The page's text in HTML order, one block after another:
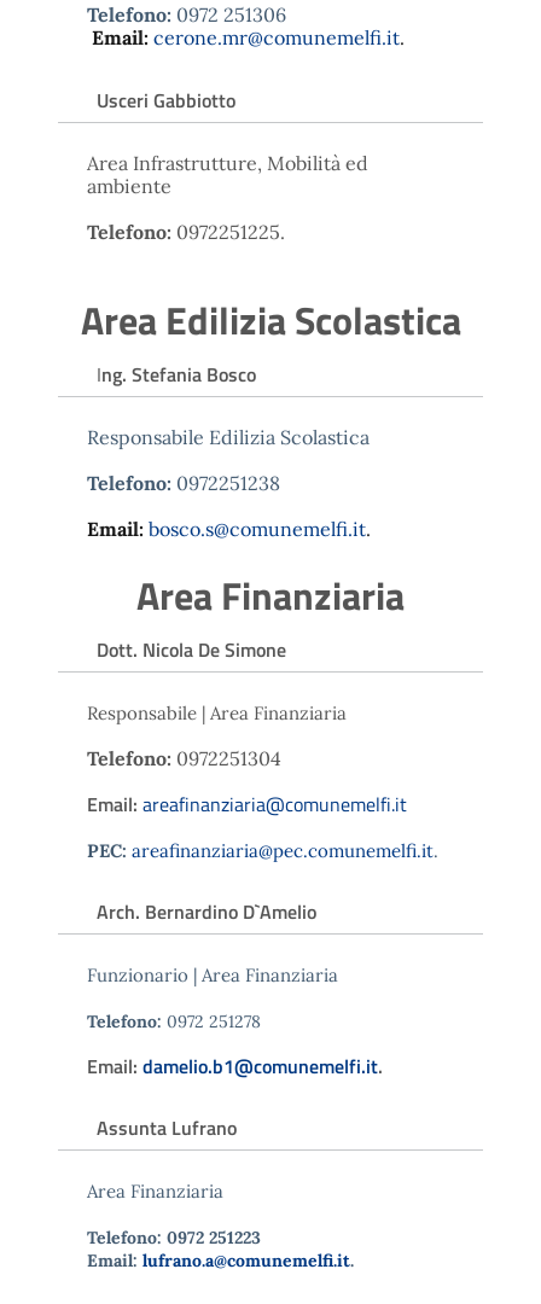
Telefono: 0972 251306
Email: cerone.mr@comunemelfi.it.
Usceri Gabbiotto
Area Infrastrutture, Mobilità ed
ambiente
Telefono: 0972251225.
Area Edilizia Scolastica
Ing. Stefania Bosco
Responsabile Edilizia Scolastica
Telefono: 0972251238
Email: bosco.s@comunemelfi.it.
Area Finanziaria
Dott. Nicola De Simone
Responsabile | Area Finanziaria
Telefono: 0972251304
Email: areafinanziaria@comunemelfi.it
PEC: areafinanziaria@pec.comunemelfi.it.
Arch. Bernardino D`Amelio
Funzionario | Area Finanziaria
Telefono: 0972 251278
Email: damelio.b1@comunemelfi.it.
Assunta Lufrano
Area Finanziaria
Telefono: 0972 251223
Email: lufrano.a@comunemelfi.it.